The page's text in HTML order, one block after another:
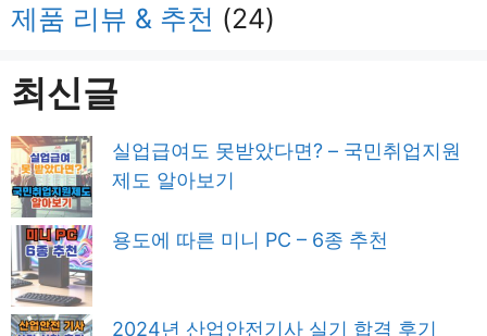
제품 리뷰 & 추천 (24)
최신글
실업급여도 못받았다면? – 국민취업지원
제도 알아보기
용도에 따른 미니 PC – 6종 추천
2024년 산업안전기사 실기 합격 후기